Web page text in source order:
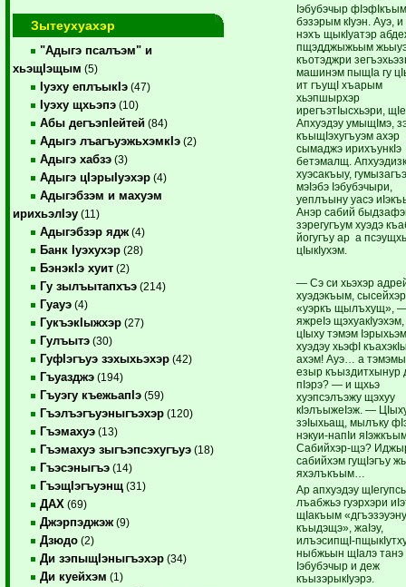
Зытеухуахэр
"Адыгэ псалъэм" и
хьэщIэщым (5)
Iуэху еплъыкIэ (47)
Iуэху щхьэпэ (10)
Абы дегъэпIейтей (84)
Адыгэ лъагъуэжьхэмкIэ (2)
Адыгэ хабзэ (3)
Адыгэ цIэрыIуэхэр (4)
Адыгэбзэм и махуэм
ирихьэлIэу (11)
Адыгэбзэр ядж (4)
Банк Iуэхухэр (28)
БэнэкIэ хуит (2)
Гу зылъытапхъэ (214)
Гуауэ (4)
ГукъэкIыжхэр (27)
Гулъытэ (30)
ГуфIэгъуэ зэхыхьэхэр (42)
Гъуазджэ (194)
Гъуэгу къежьапIэ (59)
Гъэлъэгъуэныгъэхэр (120)
Гъэмахуэ (13)
Гъэмахуэ зыгъэпсэхугъуэ (18)
Гъэсэныгъэ (14)
ГъэщIэгъуэнщ (31)
ДАХ (69)
Джэрпэджэж (9)
Дзюдо (2)
Ди зэпыщIэныгъэхэр (34)
Ди куейхэм (1)
Iэбубэчыр
бэзэрым кIуэн. Ауэ, и
нэхъ щыкIуатэр
пщэдджыжьым
къотэджри
машинэм пыщIа гу
ит гъущI хъарым
хьэпшырхэр
ирегъэтIысхьэри,
Апхуэдэу умыщIмэ,
къыщIэхугъуэм ахэр
сымаджэ ирихъункIэ
бетэмалщ.
хуэсакъыу,
мэIэбэ Iэбубэчыри,
уеплъыну уасэ
Анэр сабий
зэрегугъум хуэдэ
йогугъу ар а
цIыкIухэм.
— Сэ си хьэхэр
хуэдэкъым,
«уэркъ щылъхущ»,
яжреIэ
цIыху тэмэм
хуэдэу хьэфI
ахэм! Ауэ… а
езыр къыздитхынур
пIэрэ? — и щхьэ
хуэпсэлъэжу щэхуу
кIэлъыжеIэж. —
зэIыхьащ, мылъку
нэкуи-напIи
Сабийхэр-щэ?
сабийхэм гущIэгъу
яхэлъкъым…
Ар апхуэдэу
лъабжьэ гуэрхэри
щIакъым
къыдэщэ», жаIэу,
илъэсипщI-
ныбжьын щIалэ танэ
Iэбубэчыр и деж
къызэрыкIуэрэ.